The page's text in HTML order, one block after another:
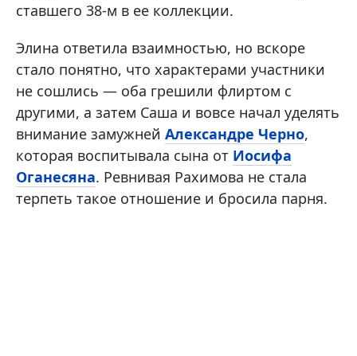
ставшего 38-м в ее коллекции.
Элина ответила взаимностью, но вскоре
стало понятно, что характерами участники
не сошлись — оба грешили флиртом с
другими, а затем Саша и вовсе начал уделять
внимание замужней Александре Черно,
которая воспитывала сына от Иосифа
Оганесяна. Ревнивая Рахимова не стала
терпеть такое отношение и бросила парня.